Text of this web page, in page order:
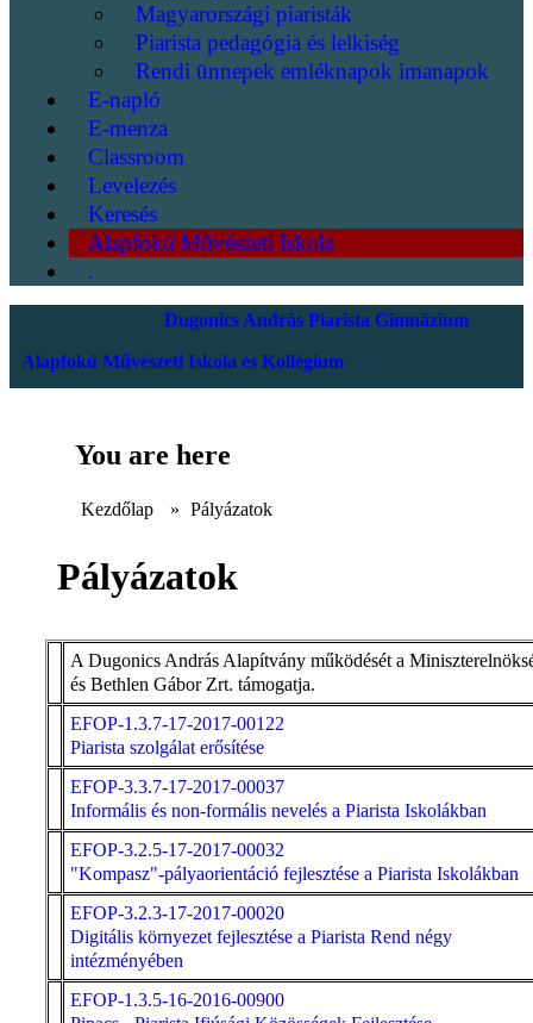
Magyarországi piaristák
Piarista pedagógia és lelkiség
Rendi ünnepek emléknapok imanapok
E-napló
E-menza
Classroom
Levelezés
Keresés
Alapfokú Művészeti Iskola
.
Dugonics András Piarista Gimnázium
Alapfokú Művészeti Iskola és Kollégium
You are here
Kezdőlap » Pályázatok
Pályázatok
A Dugonics András Alapítvány működését a
és Bethlen Gábor Zrt. támogatja.
EFOP-1.3.7-17-2017-00122
Piarista szolgálat erősítése
EFOP-3.3.7-17-2017-00037
Informális és non-formális nevelés a Piarista Iskolákban
EFOP-3.2.5-17-2017-00032
"Kompasz"-pályaorientáció fejlesztése a Piarista Iskolákban
EFOP-3.2.3-17-2017-00020
Digitális környezet fejlesztése a Piarista Rend négy
intézményében
EFOP-1.3.5-16-2016-00900